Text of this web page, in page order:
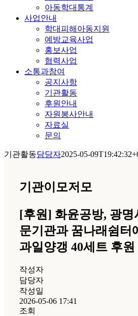
아동학대통계
사업안내
학대피해아동지원
예방교육사업
홍보사업
협력사업
소통과참여
공지사항
기관활동
후원안내
자원봉사안내
자료실
문의
기관활동담당자2025-05-
기관이모저모
[후원] 화윤공방, 광명
문기관과 꿈나래쉼터
과일양갱 40세트 후원
작성자
담당자
작성일
2026-05-06 17:41
조회